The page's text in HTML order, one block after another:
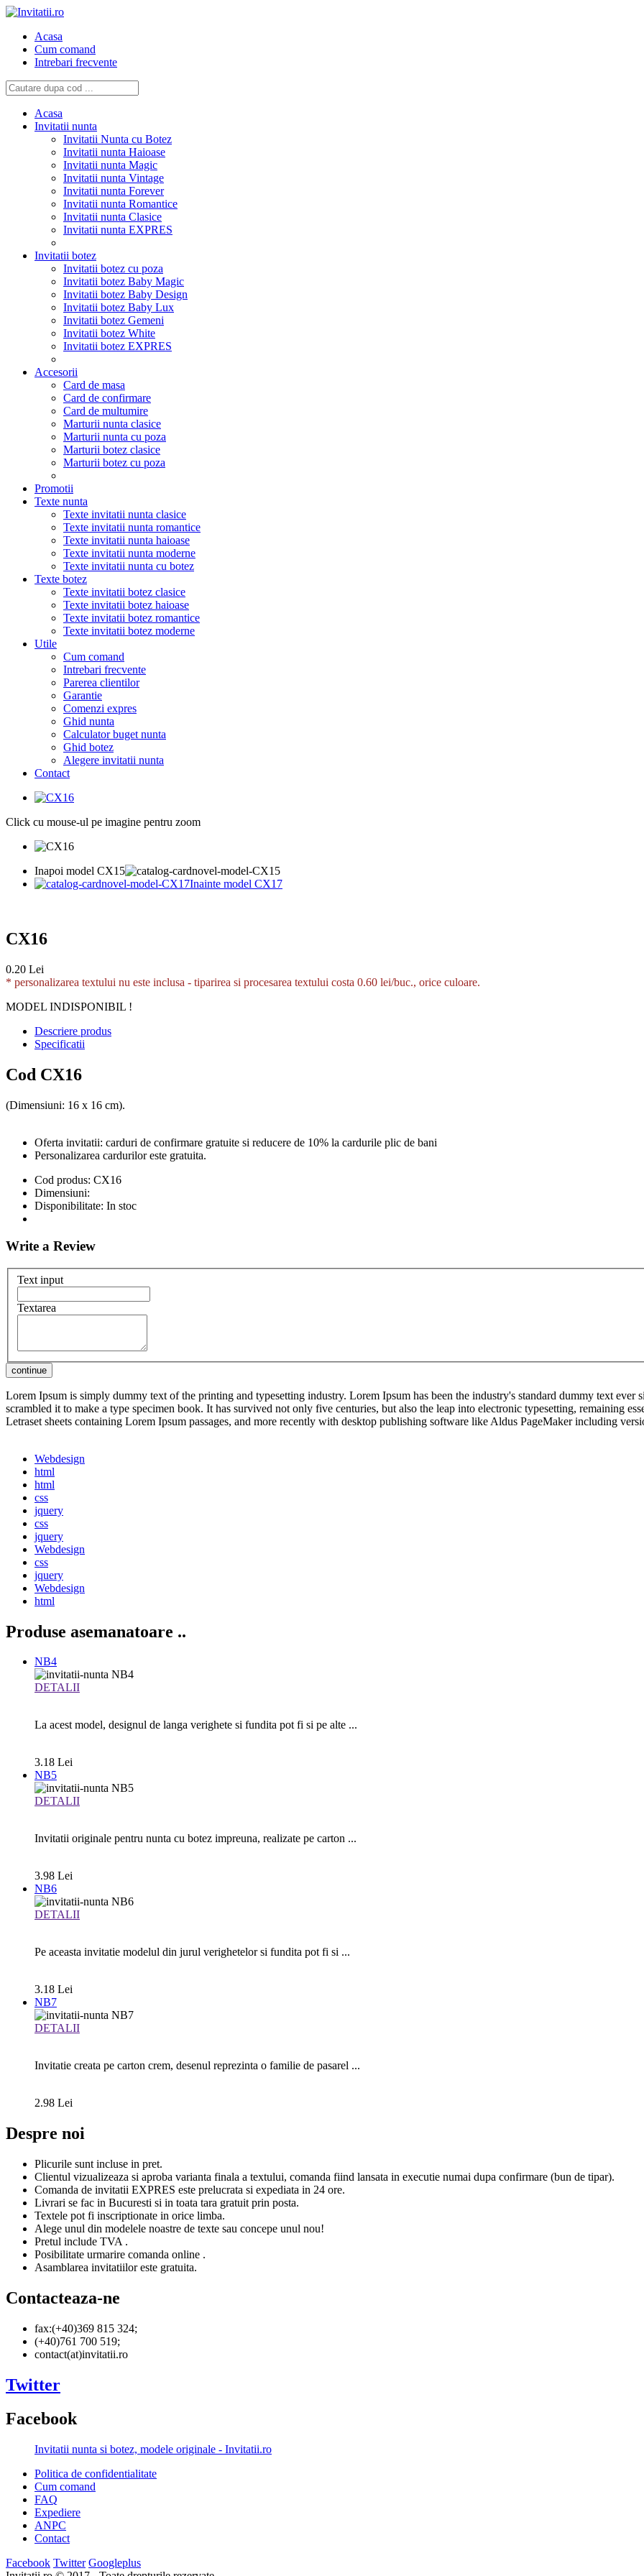
Acasa
Cum comand
Intrebari frecvente
Acasa
Invitatii nunta
Invitatii Nunta cu Botez
Invitatii nunta Haioase
Invitatii nunta Magic
Invitatii nunta Vintage
Invitatii nunta Forever
Invitatii nunta Romantice
Invitatii nunta Clasice
Invitatii nunta EXPRES
Invitatii botez
Invitatii botez cu poza
Invitatii botez Baby Magic
Invitatii botez Baby Design
Invitatii botez Baby Lux
Invitatii botez Gemeni
Invitatii botez White
Invitatii botez EXPRES
Accesorii
Card de masa
Card de confirmare
Card de multumire
Marturii nunta clasice
Marturii nunta cu poza
Marturii botez clasice
Marturii botez cu poza
Promotii
Texte nunta
Texte invitatii nunta clasice
Texte invitatii nunta romantice
Texte invitatii nunta haioase
Texte invitatii nunta moderne
Texte invitatii nunta cu botez
Texte botez
Texte invitatii botez clasice
Texte invitatii botez haioase
Texte invitatii botez romantice
Texte invitatii botez moderne
Utile
Cum comand
Intrebari frecvente
Parerea clientilor
Garantie
Comenzi expres
Ghid nunta
Calculator buget nunta
Ghid botez
Alegere invitatii nunta
Contact
Click cu mouse-ul pe imagine pentru zoom
Inapoi model CX15
Inainte model CX17
CX16
0.20 Lei
* personalizarea textului nu este inclusa - tiparirea si procesarea textului costa 0.60 lei/buc., orice culoare.
MODEL INDISPONIBIL !
Descriere produs
Specificatii
Cod CX16
(Dimensiuni: 16 x 16 cm).
Oferta invitatii: carduri de confirmare gratuite si reducere de 10% la cardurile plic de bani
Personalizarea cardurilor este gratuita.
Cod produs: CX16
Dimensiuni:
Disponibilitate: In stoc
Write a Review
Text input
Textarea
Lorem Ipsum is simply dummy text of the printing and typesetting industry. Lorem Ipsum has been the industry's standard dummy text
scrambled it to make a type specimen book. It has survived not only five centuries, but also the leap into electronic typesetting, remaining
Letraset sheets containing Lorem Ipsum passages, and more recently with desktop publishing software like Aldus PageMaker including
Webdesign
html
html
css
jquery
css
jquery
Webdesign
css
jquery
Webdesign
html
Produse asemanatoare ..
NB4
DETALII
La acest model, designul de langa verighete si fundita pot fi si pe alte ...
3.18 Lei
NB5
DETALII
Invitatii originale pentru nunta cu botez impreuna, realizate pe carton ...
3.98 Lei
NB6
DETALII
Pe aceasta invitatie modelul din jurul verighetelor si fundita pot fi si ...
3.18 Lei
NB7
DETALII
Invitatie creata pe carton crem, desenul reprezinta o familie de pasarel ...
2.98 Lei
Despre noi
Plicurile sunt incluse in pret.
Clientul vizualizeaza si aproba varianta finala a textului, comanda fiind lansata in executie numai dupa confirmare (bun de tipar).
Comanda de invitatii EXPRES este prelucrata si expediata in 24 ore.
Livrari se fac in Bucuresti si in toata tara gratuit prin posta.
Textele pot fi inscriptionate in orice limba.
Alege unul din modelele noastre de texte sau concepe unul nou!
Pretul include TVA .
Posibilitate urmarire comanda online .
Asamblarea invitatiilor este gratuita.
Contacteaza-ne
fax:(+40)369 815 324;
(+40)761 700 519;
contact(at)invitatii.ro
Twitter
Facebook
Invitatii nunta si botez, modele originale - Invitatii.ro
Politica de confidentialitate
Cum comand
FAQ
Expediere
ANPC
Contact
Facebook Twitter Googleplus